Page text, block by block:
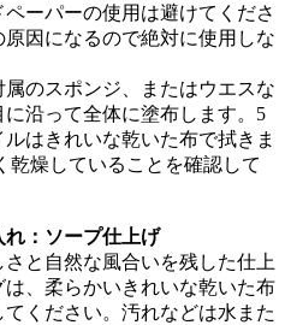
ペーパーの使用は避けてくださ
因になるので絶対に使用しな
のスポンジ、またはウエスな
沿って全体に塗布します。5
はきれいな乾いた布で拭きま
乾燥していることを確認して
れ：ソープ仕上げ
と自然な風合いを残した仕上
、柔らかいきれいな乾いた布
ください。汚れなどは水また